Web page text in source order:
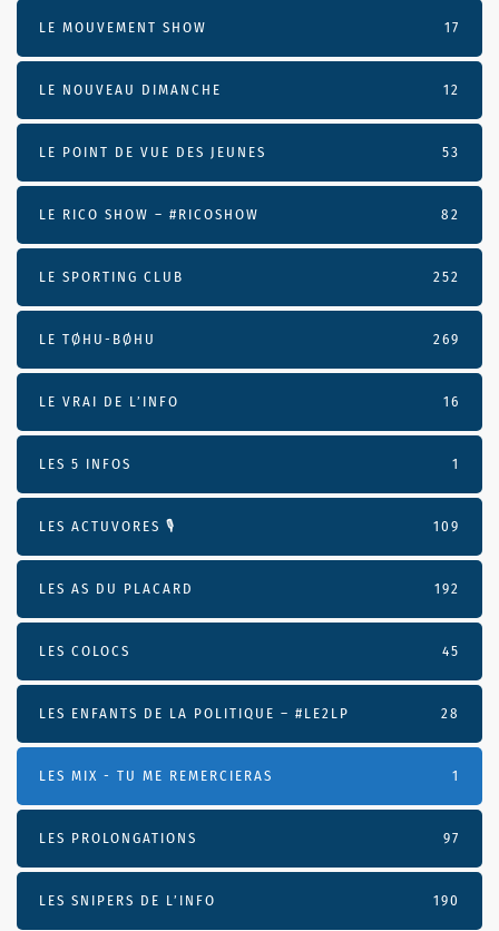
LE MOUVEMENT SHOW 17
LE NOUVEAU DIMANCHE 12
LE POINT DE VUE DES JEUNES 53
LE RICO SHOW – #RICOSHOW 82
LE SPORTING CLUB 252
LE TØHU-BØHU 269
LE VRAI DE L’INFO 16
LES 5 INFOS 1
LES ACTUVORES 🎙 109
LES AS DU PLACARD 192
LES COLOCS 45
LES ENFANTS DE LA POLITIQUE – #LE2LP 28
LES MIX - TU ME REMERCIERAS 1
LES PROLONGATIONS 97
LES SNIPERS DE L’INFO 190